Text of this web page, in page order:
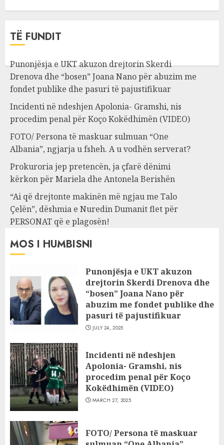
TË FUNDIT
Punonjësja e UKT akuzon drejtorin Skerdi
Drenova dhe “bosen” Joana Nano për abuzim me
fondet publike dhe pasuri të pajustifikuar
Incidenti në ndeshjen Apolonia- Gramshi, nis
procedim penal për Koço Kokëdhimën (VIDEO)
FOTO/ Persona të maskuar sulmuan “One
Albania”, ngjarja u fsheh. A u vodhën serverat?
Prokuroria jep pretencën, ja çfarë dënimi
kërkon për Mariela dhe Antonela Berishën
“Ai që drejtonte makinën më ngjau me Talo
Çelën”, dëshmia e Nuredin Dumanit flet për
PERSONAT që e plagosën!
MOS I HUMBISNI
Punonjësja e UKT akuzon
drejtorin Skerdi Drenova dhe
“bosen” Joana Nano për
abuzim me fondet publike dhe
pasuri të pajustifikuar
JULY 24, 2025
Incidenti në ndeshjen
Apolonia- Gramshi, nis
procedim penal për Koço
Kokëdhimën (VIDEO)
MARCH 27, 2025
FOTO/ Persona të maskuar